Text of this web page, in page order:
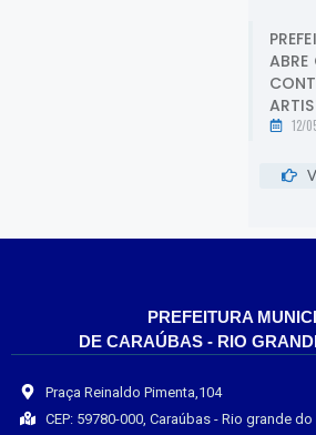
ABRE
12/
PREFEITURA
DE CARAÚBAS - RIO
Praça Reinaldo Pimenta,104
CEP: 59780-000, Caraúbas - Rio grande